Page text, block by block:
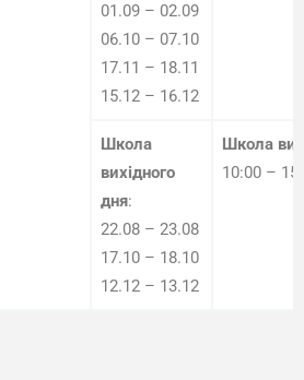
01.09 – 02.09
06.10 – 07.10
17.11 – 18.11
15.12 – 16.12
Школа
вихідного
дня:
22.08 – 23.08
17.10 – 18.10
12.12 – 13.12
Школа
10:00 –